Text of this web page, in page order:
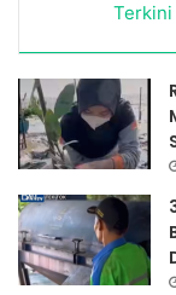
Terkini